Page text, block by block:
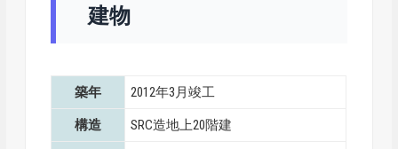
建物
築年 2012年3月竣工
構造 SRC造地上20階建